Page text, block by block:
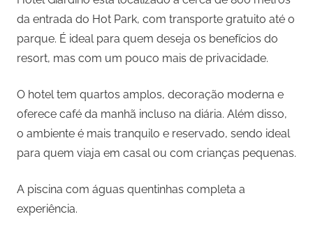
da entrada do Hot Park, com transporte gratuito até o
parque. É ideal para quem deseja os benefícios do
resort, mas com um pouco mais de privacidade.
O hotel tem quartos amplos, decoração moderna e
oferece café da manhã incluso na diária. Além disso,
o ambiente é mais tranquilo e reservado, sendo ideal
para quem viaja em casal ou com crianças pequenas.
A piscina com águas quentinhas completa a
experiência.